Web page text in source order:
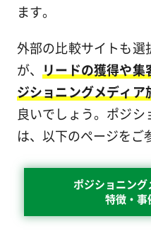
ます。
外部の比較サイトも
が、
リードの獲得や
ジショニングメディア
良いでしょう。ポジ
は、以下のページをご
ポジショニン
特徴・事